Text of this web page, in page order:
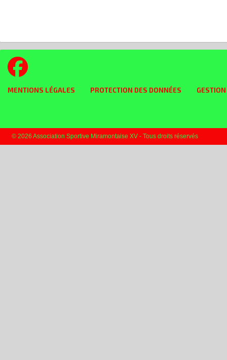
MENTIONS LÉGALES PROTECTION DES DONNÉES
© 2026 Association Sportive Miramontaise XV - Tous droits réservés